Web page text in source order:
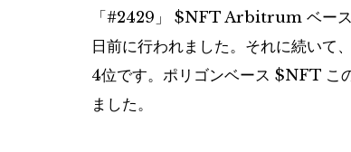
「#2429」 $NFTArbitrum ベース
日前に行われました。それに続いて、
4位です。ポリゴンベース $NFT こ
ました。